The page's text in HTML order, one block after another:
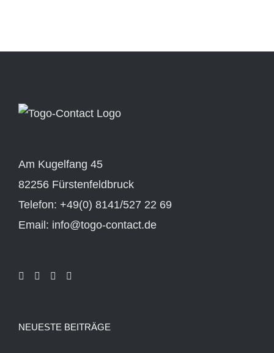
Am Kugelfang 45
82256 Fürstenfeldbruck
Telefon: +49(0) 8141/527 22 69
Email: info@togo-contact.de
NEUESTE BEITRÄGE